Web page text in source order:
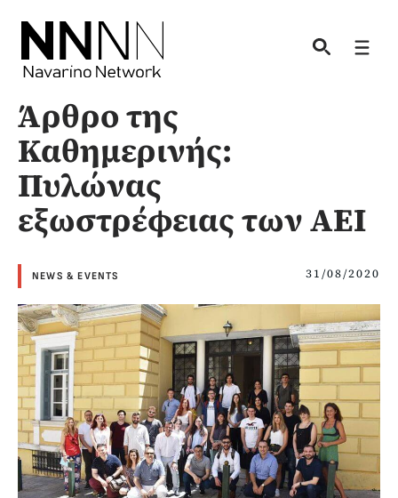
content
Άρθρο της
Καθημερινής:
Πυλώνας
εξωστρέφειας των ΑΕΙ
NEWS & EVENTS 31/08/2020